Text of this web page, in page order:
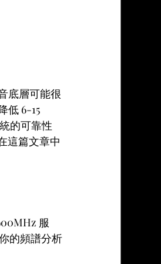
底層可能很
低 6-15
的可靠性
這篇文章中
服
的頻譜分析